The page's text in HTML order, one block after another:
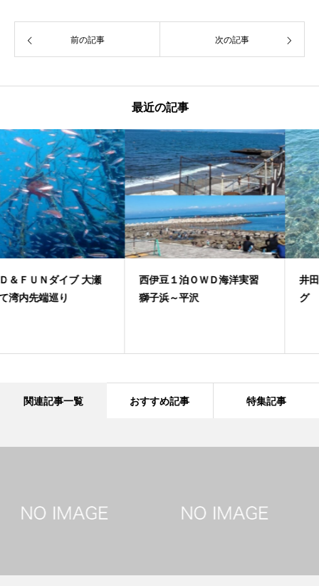
前の記事 次の記事
最近の記事
西伊豆１泊ＯＷＤ海洋実習
獅子浜～平沢
井田でファンと体験ダイビン
グ
関連記事一覧 おすすめ記事 特集記事